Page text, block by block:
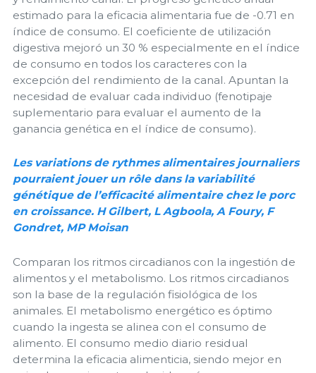
estimado para la eficacia alimentaria fue de -0.71 en
índice de consumo. El coeficiente de utilización
digestiva mejoró un 30 % especialmente en el índice
de consumo en todos los caracteres con la
excepción del rendimiento de la canal. Apuntan la
necesidad de evaluar cada individuo (fenotipaje
suplementario para evaluar el aumento de la
ganancia genética en el índice de consumo).
Les variations de rythmes alimentaires journaliers
pourraient jouer un rôle dans la variabilité
génétique de l’efficacité alimentaire chez le porc
en croissance. H Gilbert, L Agboola, A Foury, F
Gondret, MP Moisan
Comparan los ritmos circadianos con la ingestión de
alimentos y el metabolismo. Los ritmos circadianos
son la base de la regulación fisiológica de los
animales. El metabolismo energético es óptimo
cuando la ingesta se alinea con el consumo de
alimento. El consumo medio diario residual
determina la eficacia alimenticia, siendo mejor en